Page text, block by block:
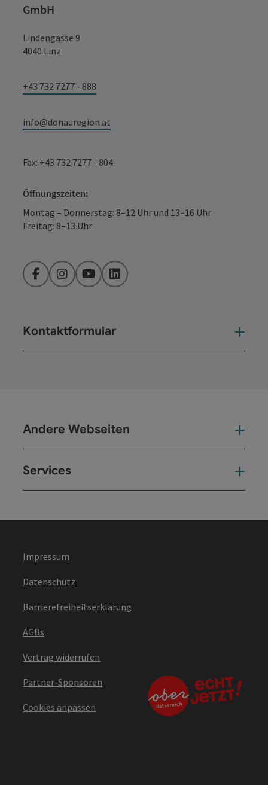
GmbH
Lindengasse 9
4040 Linz
+43 732 7277 - 888
info@donauregion.at
Fax: +43 732 7277 - 804
Öffnungszeiten:
Montag – Donnerstag: 8–12 Uhr und 13–16 Uhr
Freitag: 8–13 Uhr
FacebookInstagramYouTubeLinkedIn
Kontaktformular
Andere Webseiten
Services
Impressum
Datenschutz
Barrierefreiheitserklärung
AGBs
Vertrag widerrufen
Partner-Sponsoren
Cookies anpassen